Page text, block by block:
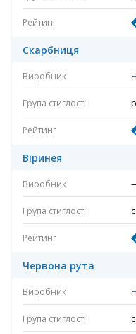
Скарбниця
Віринея
Червона рута